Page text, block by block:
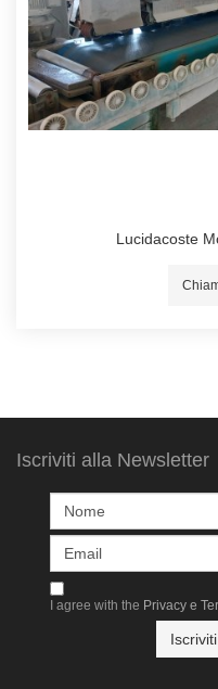
Lucidacoste
Iscriviti alla Newsletter
I agree with the Privacy e